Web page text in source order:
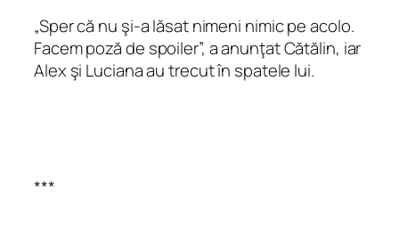
„Sper că nu şi-a lăsat nimeni nimic pe acolo.
Facem poză de spoiler”, a anunţat Cătălin, iar
Alex şi Luciana au trecut în spatele lui.
***